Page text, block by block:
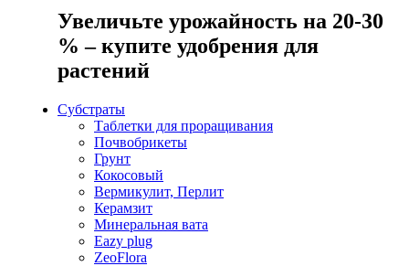
Увеличьте урожайность на 20-30
% – купите удобрения для
растений
Субстраты
Таблетки для проращивания
Почвобрикеты
Грунт
Кокосовый
Вермикулит, Перлит
Керамзит
Минеральная вата
Eazy plug
ZeoFlora